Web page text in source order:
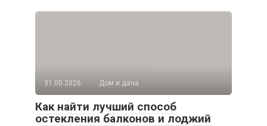
31.05.2026 Дом и дача
Как найти лучший способ
остекления балконов и лоджий